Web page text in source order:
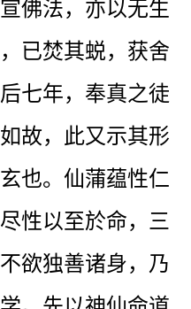
佛法，亦以无生
已焚其蜕，获舍
七年，奉真之徒
故，此又示其形
也。仙蒲蕴性仁
性以至於命，三
欲独善诸身，乃